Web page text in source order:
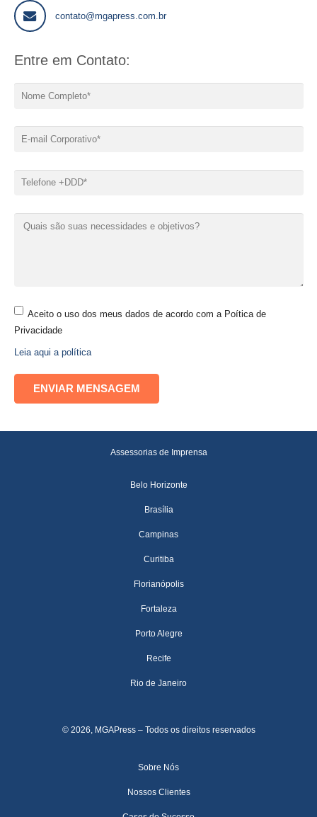
contato@mgapress.com.br
Entre em Contato:
Aceito o uso dos meus dados de acordo com a Poítica de
Privacidade
Leia aqui a política
Assessorias de Imprensa
Belo Horizonte
Brasília
Campinas
Curitiba
Florianópolis
Fortaleza
Porto Alegre
Recife
Rio de Janeiro
© 2026, MGAPress – Todos os direitos reservados
Sobre Nós
Nossos Clientes